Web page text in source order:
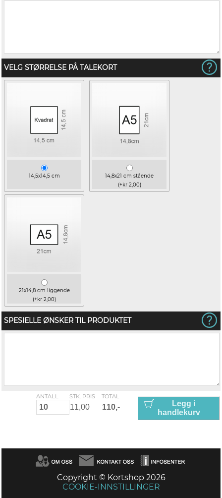
VELG STØRRELSE PÅ TALEKORT
14,5x14,5 cm
14,8x21 cm stående
(+kr 2,00)
21x14,8 cm liggende
(+kr 2,00)
SPESIELLE ØNSKER TIL PRODUKTET
ANTALL STK. PRIS TOTAL
Legg i
handlekurv
Copyright © Kortshop 2026
COOKIE-INNSTILLINGER